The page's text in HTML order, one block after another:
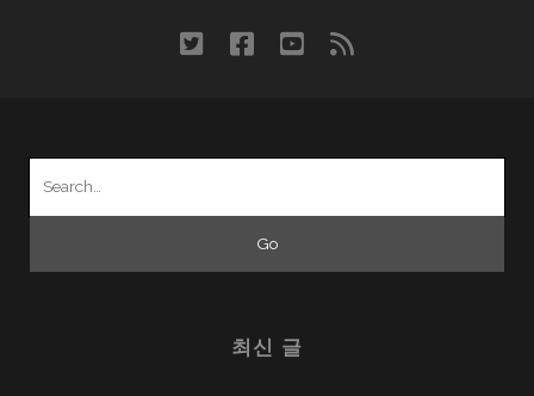
되
twitterfacebook
youtube
rss
최신 글